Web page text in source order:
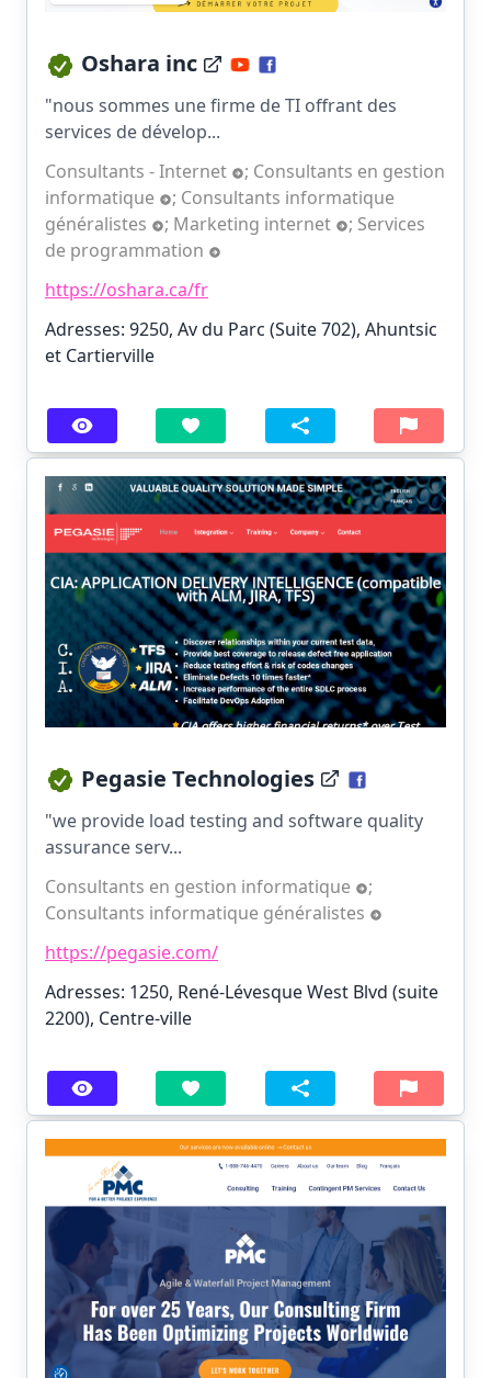
Oshara inc
"nous sommes une firme de TI offrant des
services de dévelop...
Consultants - Internet
; Consultants en gestion
informatique
; Consultants informatique
généralistes
; Marketing internet ; Services
de programmation
https://oshara.ca/fr
Adresses: 9250, Av du Parc (Suite 702), Ahuntsic
et Cartierville
Pegasie Technologies
"we provide load testing and software quality
assurance serv...
Consultants en gestion informatique
;
Consultants informatique généralistes
https://pegasie.com/
Adresses: 1250, René-Lévesque West Blvd (suite
2200), Centre-ville